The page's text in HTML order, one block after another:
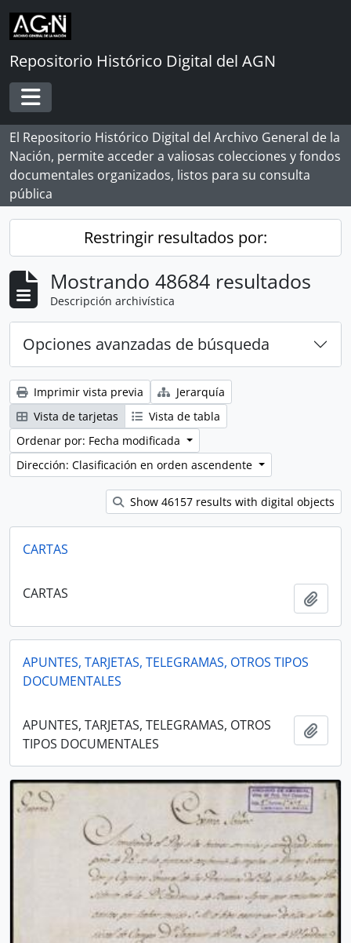
Skip to main content
Repositorio Histórico Digital del AGN
Toggle navigation
El Repositorio Histórico Digital del Archivo General de la
Nación, permite acceder a valiosas colecciones y fondos
documentales organizados, listos para su consulta
pública
Restringir resultados por:
Mostrando 48684 resultados
Descripción archivística
Opciones avanzadas de búsqueda
Imprimir vista previa
Jerarquía
Vista de tarjetas
Vista de tabla
Ordenar por: Fecha modificada
Dirección: Clasificación en orden ascendente
Show 46157 results with digital objects
CARTAS
CARTAS
APUNTES, TARJETAS, TELEGRAMAS, OTROS TIPOS
DOCUMENTALES
APUNTES, TARJETAS, TELEGRAMAS, OTROS
TIPOS DOCUMENTALES